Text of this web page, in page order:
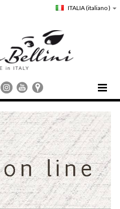
ITALIA(italiano )